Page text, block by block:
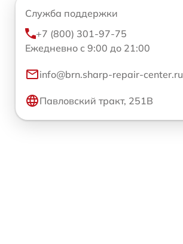
Служба поддержки
+7 (800) 301-97-75
Ежедневно с 9:00 до 21:00
info@brn.sharp-repair-center.ru
Павловский тракт, 251В